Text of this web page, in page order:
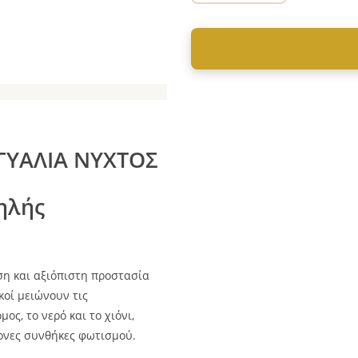
ΝΥΧΤΟΣ
και αξιόπιστη προστασία
μειώνουν τις
το νερό και το χιόνι,
συνθήκες φωτισμού.